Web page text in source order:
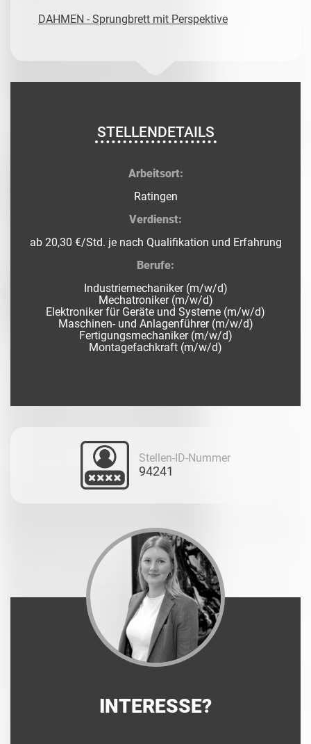
DAHMEN - Sprungbrett mit Perspektive
STELLENDETAILS
Arbeitsort:
Ratingen
Verdienst:
ab 20,30 €/Std. je nach Qualifikation und Erfahrung
Berufe:
Industriemechaniker (m/w/d)
Mechatroniker (m/w/d)
Elektroniker für Geräte und Systeme (m/w/d)
Maschinen- und Anlagenführer (m/w/d)
Fertigungsmechaniker (m/w/d)
Montagefachkraft (m/w/d)
Stellen-ID-Nummer
94241
INTERESSE?